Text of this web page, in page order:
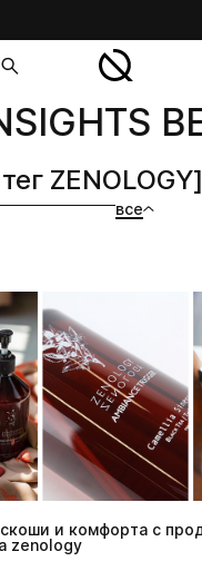
добавлен в корзину
все
ZENOLOGY]
и комфорта с
zenology